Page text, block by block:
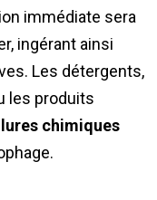
immédiate sera
ingérant ainsi
Les détergents,
les produits
chimiques